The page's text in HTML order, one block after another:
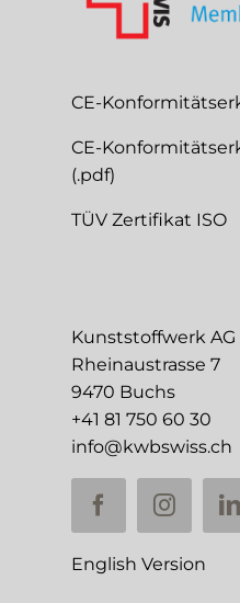
CE-
CE-
(.pdf)
TÜV Zertifikat ISO
Kunststoffwerk
Rheinaustrasse 7
9470 Buchs
+41 81 750 60 30
info@kwbswiss.ch
English Version